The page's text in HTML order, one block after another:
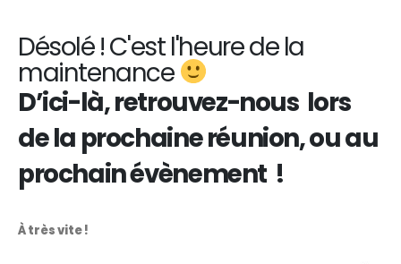
Désolé ! C'est l'heure de la
maintenance
D’ici-là, retrouvez-nous lors
de la prochaine réunion, ou au
prochain évènement !
À très vite !